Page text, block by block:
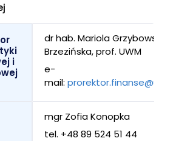
i
dr hab. Mariola Grzybowska-
Brzezińska, prof. UWM
e-
mail:
mgr Zofia Konopka
tel. +48 89 524 51 44